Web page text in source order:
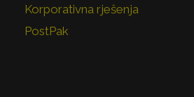
Korporativna rješenja
PostPak